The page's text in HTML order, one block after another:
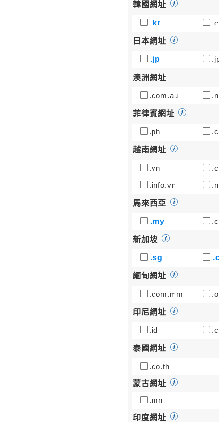
韓國網址
.kr
日本網址
.jp
澳洲網址
.com.au
菲律賓網址
.ph
越南網址
.vn
.info.vn
馬來西亞
.my
新加坡
.sg
緬甸網址
.com.mm
印尼網址
.id
泰國網址
.co.th
蒙古網址
.mn
印度網址